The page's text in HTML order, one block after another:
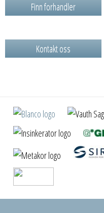
Finn forhandler
Kontakt oss